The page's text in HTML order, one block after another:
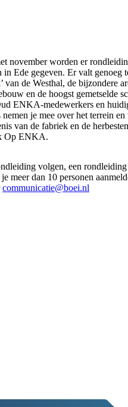
november worden er
Ede gegeven. Er valt genoeg
van de Westhal, de bijzondere
en de hoogst gemetselde
ENKA-medewerkers en
je mee over het terrein en
van de fabriek en de
Op ENKA.
volgen, een rondleiding
meer dan 10 personen
communicatie@boei.nl